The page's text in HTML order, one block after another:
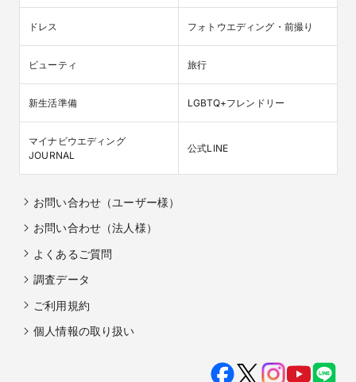
ドレス フォトウエディング・前撮り
ビューティ 旅行
新生活準備 LGBTQ+フレンドリー
マイナビウエディング
JOURNAL
公式LINE
お問い合わせ（ユーザー様）
お問い合わせ（法人様）
よくあるご質問
調査データ
ご利用規約
個人情報の取り扱い